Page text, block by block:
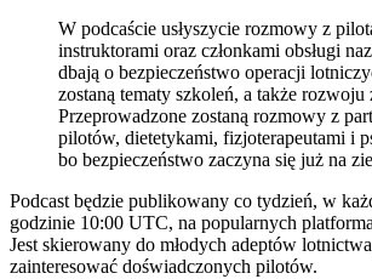
W podcaście usłyszycie rozmowy z
instruktorami oraz członkami obsługi
dbają o bezpieczeństwo operacji
zostaną tematy szkoleń, a także
Przeprowadzone zostaną rozmowy z
pilotów, dietetykami, fizjoterapeutami i
bo bezpieczeństwo zaczyna się już na
Podcast będzie publikowany co tydzień, w
godzinie 10:00 UTC, na popularnych
Jest skierowany do młodych adeptów
zainteresować doświadczonych pilotów.